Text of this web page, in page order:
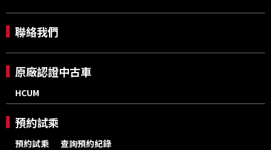
聯絡我們
原廠認證中古車
HCUM
預約試乘
預約試乘 查詢預約紀錄